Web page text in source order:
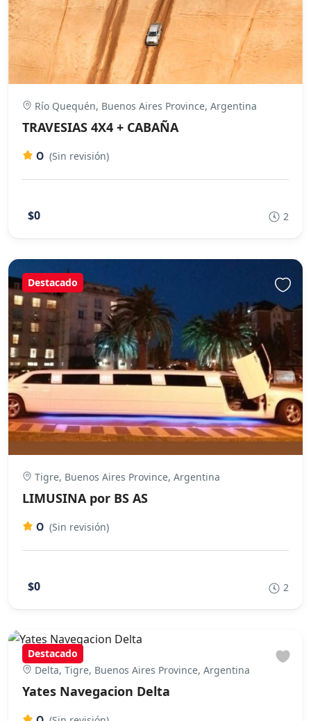
Río Quequén, Buenos Aires Province, Argentina
TRAVESIAS 4X4 + CABAÑA
0 (Sin revisión)
$0 2
Destacado
Tigre, Buenos Aires Province, Argentina
LIMUSINA por BS AS
0 (Sin revisión)
$0 2
Destacado
Delta, Tigre, Buenos Aires Province, Argentina
Yates Navegacion Delta